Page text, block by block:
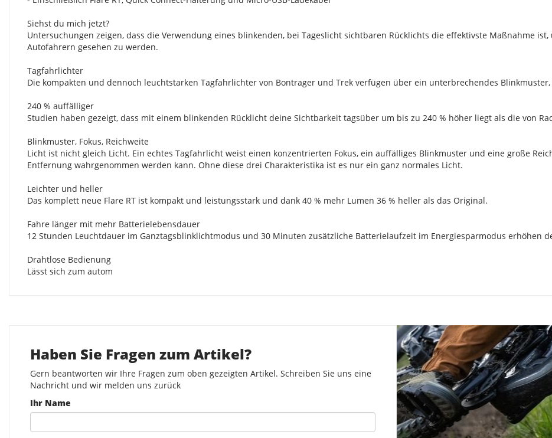
Siehst du mich jetzt?
Untersuchungen zeigen, dass die Verwendung eines blinkenden, bei Tageslicht sichtbaren Rücklichts die effektivste Maßnahme
Autofahrern gesehen zu werden.
Tagfahrlichter
Die kompakten und dennoch leuchtstarken Tagfahrlichter von Bontrager und Trek verfügen über ein unterbrechendes
240 % auffälliger
Studien haben gezeigt, dass mit einem blinkenden Rücklicht deine Sichtbarkeit tagsüber um bis zu 240 % höher liegt als die von
Blinkmuster, Fokus, Reichweite
Licht ist nicht gleich Licht. Ein echtes Tagfahrlicht weist einen konzentrierten Fokus, ein auffälliges Blinkmuster und eine große
Entfernung wahrgenommen werden kann. Ohne diese drei Charakteristika ist es nur ein ganz normales Licht.
Leichter und heller
Das komplett neue Flare RT ist kompakt und leistungsstark und dank 40 % mehr Lumen 36 % heller als das Original.
Fahre länger mit mehr Batterielebensdauer
12 Stunden Leuchtdauer im Ganztagsblinklichtmodus und 30 Minuten zusätzliche Batterielaufzeit im Energiesparmodus erhöhen
Drahtlose Bedienung
Lässt sich zum autom
Haben Sie Fragen zum Artikel?
Gern beantworten wir Ihre Fragen zum oben gezeigten Artikel. Schreiben Sie uns eine
Nachricht und wir melden uns zurück
Ihr Name